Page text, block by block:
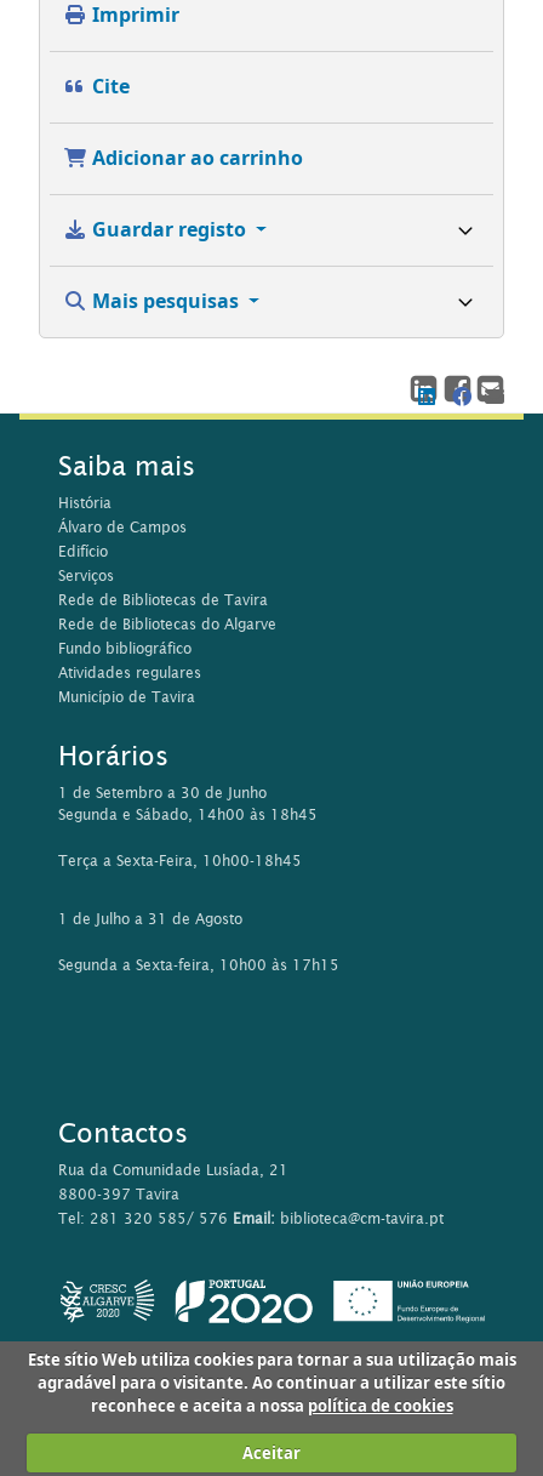
Imprimir
Cite
Adicionar ao carrinho
Guardar registo
Mais pesquisas
Saiba mais
História
Álvaro de Campos
Edifício
Serviços
Rede de Bibliotecas de Tavira
Rede de Bibliotecas do Algarve
Fundo bibliográfico
Atividades regulares
Município de Tavira
Horários
1 de Setembro a 30 de Junho
Segunda e Sábado, 14h00 às 18h45
Terça a Sexta-Feira, 10h00-18h45
1 de Julho a 31 de Agosto
Segunda a Sexta-feira, 10h00 às 17h15
Contactos
Rua da Comunidade Lusíada, 21
8800-397 Tavira
Tel: 281 320 585/ 576 Email: biblioteca@cm-tavira.pt
Este sítio Web utiliza cookies para tornar a sua utilização mais
agradável para o visitante. Ao continuar a utilizar este sítio
reconhece e aceita a nossa política de cookies
Aceitar